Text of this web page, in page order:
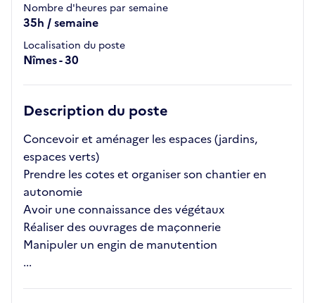
Nombre d'heures par semaine
35h / semaine
Localisation du poste
Nîmes - 30
Description du poste
Concevoir et aménager les espaces (jardins,
espaces verts)
Prendre les cotes et organiser son chantier en
autonomie
Avoir une connaissance des végétaux
Réaliser des ouvrages de maçonnerie
Manipuler un engin de manutention
...